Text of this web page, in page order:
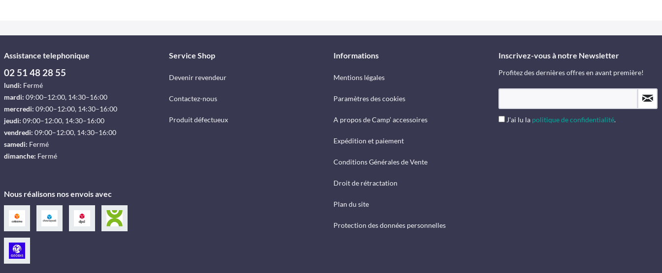
Assistance telephonique
02 51 48 28 55
lundi: Fermé
mardi: 09:00–12:00, 14:30–16:00
mercredi: 09:00–12:00, 14:30–16:00
jeudi: 09:00–12:00, 14:30–16:00
vendredi: 09:00–12:00, 14:30–16:00
samedi: Fermé
dimanche: Fermé
Nous réalisons nos envois avec
Service Shop
Devenir revendeur
Contactez-nous
Produit défectueux
Informations
Mentions légales
Paramètres des cookies
A propos de Camp’ accessoires
Expédition et paiement
Conditions Générales de Vente
Droit de rétractation
Plan du site
Protection des données personnelles
Inscrivez-vous à notre Newsletter
Profitez des dernières offres en avant première!
J'ai lu la politique de confidentialité.